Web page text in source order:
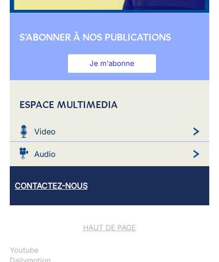
S'ABONNER À NOS PUBLICATIONS
Je m'abonne
ESPACE MULTIMEDIA
Video
Audio
CONTACTEZ-NOUS
HAUT DE PAGE
Youtube